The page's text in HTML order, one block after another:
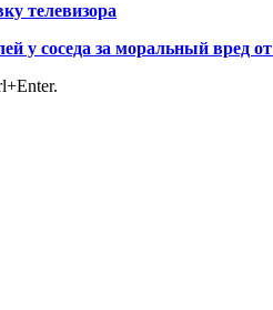
телевизора
у соседа за моральный вред